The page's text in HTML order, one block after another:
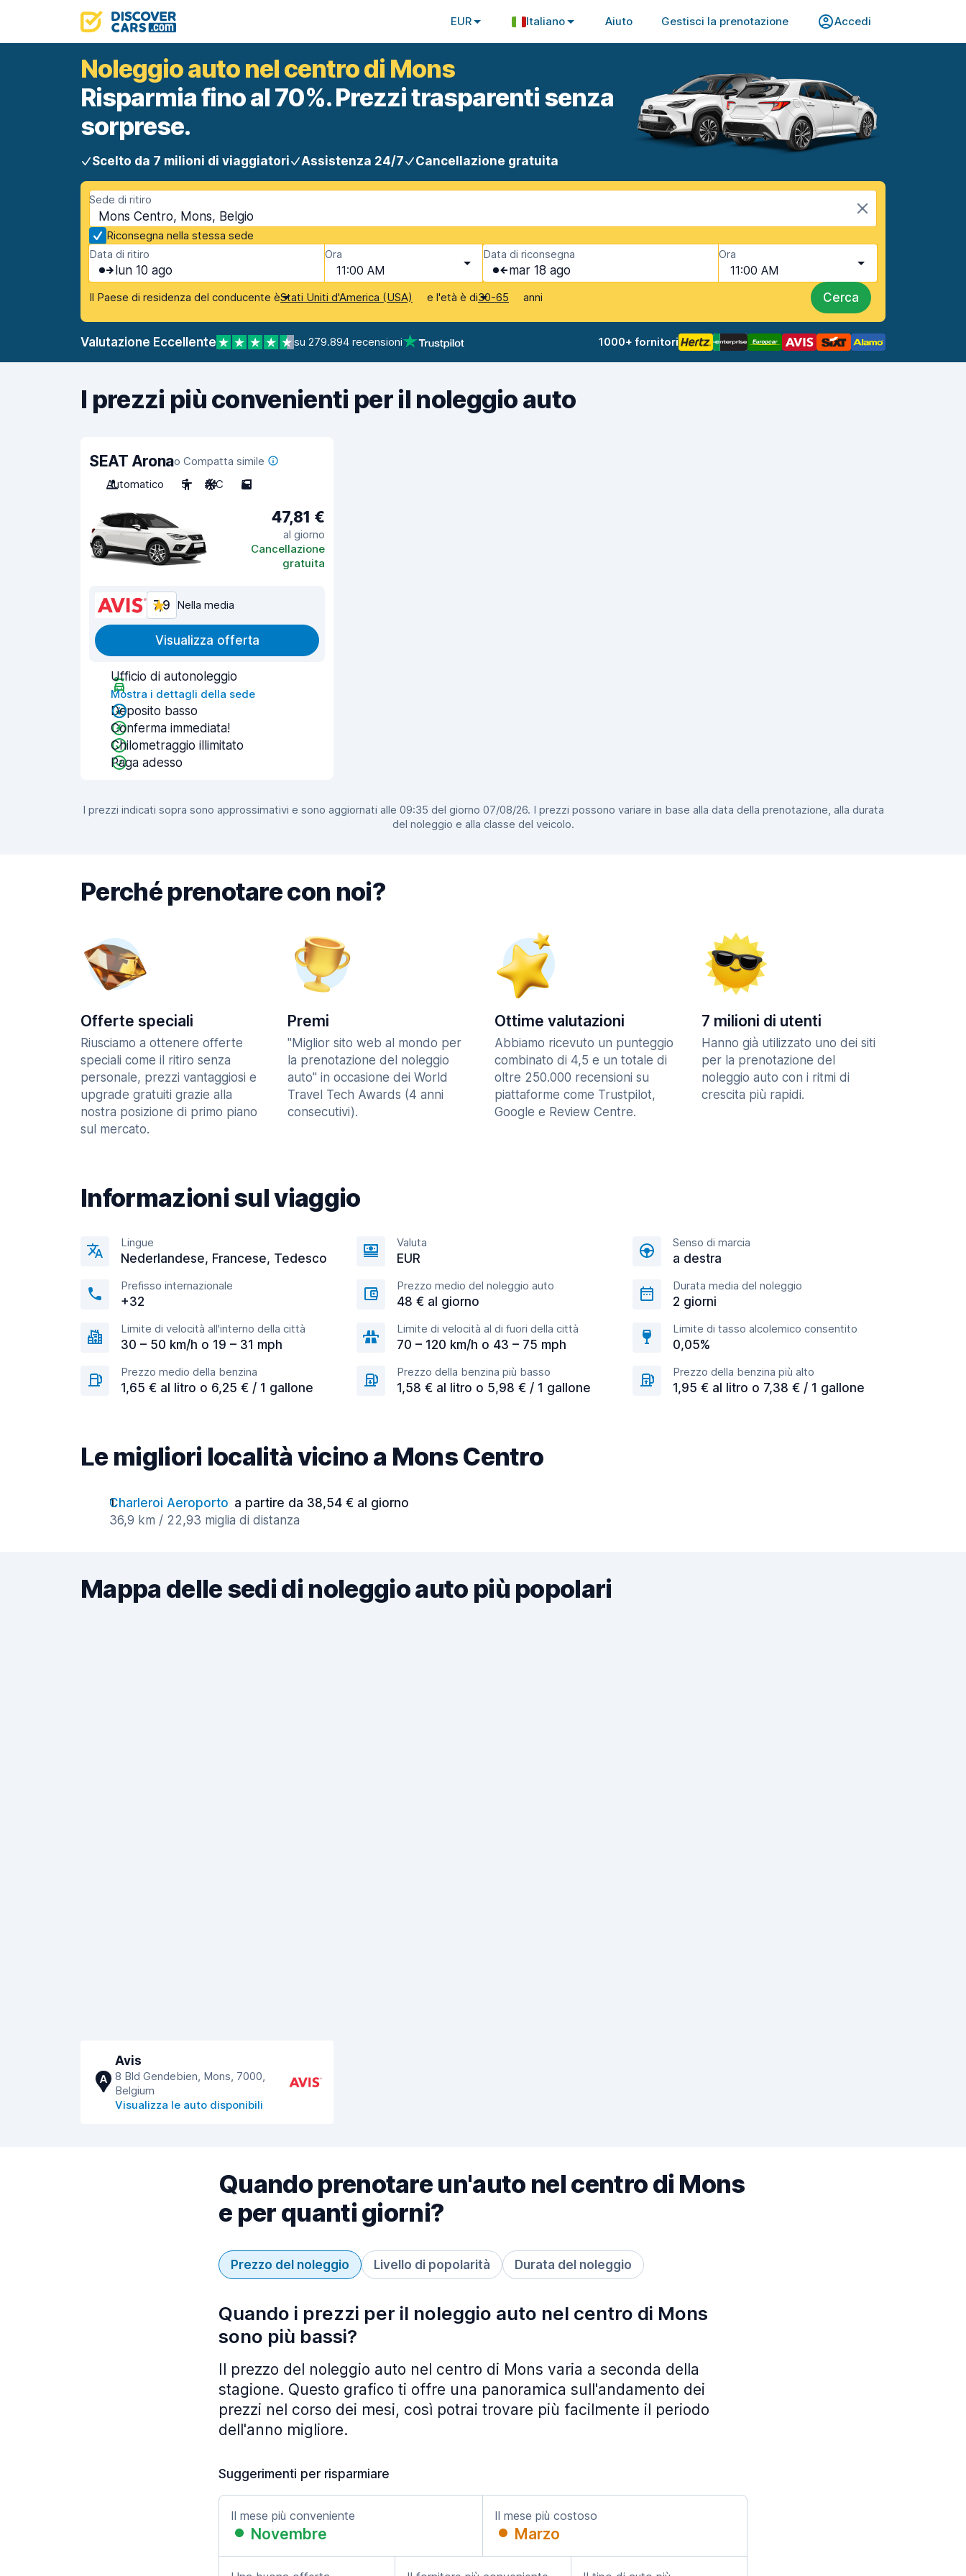
EUR Italiano Aiuto Gestisci la prenotazione Accedi
Noleggio auto nel centro di Mons
Risparmia fino al 70%. Prezzi trasparenti senza
sorprese.
Scelto da 7 milioni di viaggiatori Assistenza 24/7 Cancellazione gratuita
Sede di ritiro
Mons Centro, Mons, Belgio
Riconsegna nella stessa sede
Data di ritiro
lun 10 ago
Ora
11:00 AM
Data di riconsegna
mar 18 ago
Ora
11:00 AM
Il Paese di residenza del conducente èStati Uniti d'America (USA) e l'età è di30-65 anni Cerca
Valutazione Eccellente su 279.894 recensioni 1000+ fornitori
I prezzi più convenienti per il noleggio auto
SEAT Aronao Compatta simile
Automatico
5 A/C 5
47,81 €
al giorno
Cancellazione
gratuita
7,9 Nella media
Visualizza offerta
Ufficio di autonoleggio
Mostra i dettagli della sede
Deposito basso
Conferma immediata!
Chilometraggio illimitato
Paga adesso
I prezzi indicati sopra sono approssimativi e sono aggiornati alle 09:35 del giorno 07/08/26. I prezzi possono variare in base alla data della prenotazione, alla durata
del noleggio e alla classe del veicolo.
Perché prenotare con noi?
Offerte speciali
Riusciamo a ottenere offerte
speciali come il ritiro senza
personale, prezzi vantaggiosi e
upgrade gratuiti grazie alla
nostra posizione di primo piano
sul mercato.
Premi
"Miglior sito web al mondo per
la prenotazione del noleggio
auto" in occasione dei World
Travel Tech Awards (4 anni
consecutivi).
Ottime valutazioni
Abbiamo ricevuto un punteggio
combinato di 4,5 e un totale di
oltre 250.000 recensioni su
piattaforme come Trustpilot,
Google e Review Centre.
7 milioni di utenti
Hanno già utilizzato uno dei siti
per la prenotazione del
noleggio auto con i ritmi di
crescita più rapidi.
Informazioni sul viaggio
Lingue
Nederlandese, Francese, Tedesco
Valuta
EUR
Senso di marcia
a destra
Prefisso internazionale
+32
Prezzo medio del noleggio auto
48 € al giorno
Durata media del noleggio
2 giorni
Limite di velocità all'interno della città
30 – 50 km/h o 19 – 31 mph
Limite di velocità al di fuori della città
70 – 120 km/h o 43 – 75 mph
Limite di tasso alcolemico consentito
0,05%
Prezzo medio della benzina
1,65 € al litro o 6,25 € / 1 gallone
Prezzo della benzina più basso
1,58 € al litro o 5,98 € / 1 gallone
Prezzo della benzina più alto
1,95 € al litro o 7,38 € / 1 gallone
Le migliori località vicino a Mons Centro
Charleroi Aeroporto a partire da 38,54 € al giorno
36,9 km / 22,93 miglia di distanza
Mappa delle sedi di noleggio auto più popolari
A
Avis
8 Bld Gendebien, Mons, 7000,
Belgium
Visualizza le auto disponibili
Quando prenotare un'auto nel centro di Mons
e per quanti giorni?
Prezzo del noleggio Livello di popolarità Durata del noleggio
Quando i prezzi per il noleggio auto nel centro di Mons
sono più bassi?
Il prezzo del noleggio auto nel centro di Mons varia a seconda della
stagione. Questo grafico ti offre una panoramica sull'andamento dei
prezzi nel corso dei mesi, così potrai trovare più facilmente il periodo
dell'anno migliore.
Suggerimenti per risparmiare
Il mese più conveniente
Novembre
Il mese più costoso
Marzo